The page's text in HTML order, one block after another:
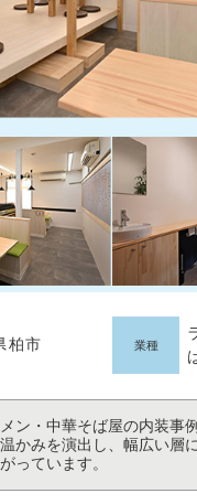
柏市 業種
ン・中華そば屋の内装事
かみを演出し、幅広い層
っています。